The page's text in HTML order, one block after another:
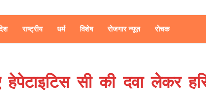
राष्ट्रीय धर्म विशेष रोजगार न्यूज़ रोचक
सी की दवा लेकर